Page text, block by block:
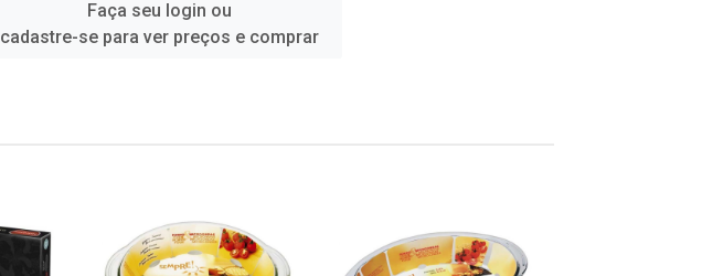
Faça seu login ou
cadastre-se para ver preços e comprar